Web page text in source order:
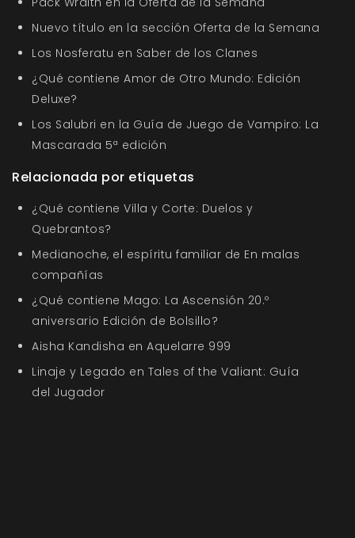
Nuevo título en la sección Oferta de la Semana
Los Nosferatu en Saber de los Clanes
¿Qué contiene Amor de Otro Mundo: Edición
Deluxe?
Los Salubri en la Guía de Juego de Vampiro: La
Mascarada 5ª edición
Relacionada por etiquetas
¿Qué contiene Villa y Corte: Duelos y
Quebrantos?
Medianoche, el espíritu familiar de En malas
compañías
¿Qué contiene Mago: La Ascensión 20.º
aniversario Edición de Bolsillo?
Aisha Kandisha en Aquelarre 999
Linaje y Legado en Tales of the Valiant: Guía
del Jugador